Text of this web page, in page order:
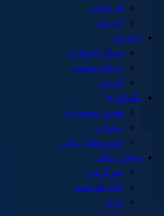
آی اواس
اندروید
اینترنت
شبکه اجتماعی
برنامه نویسی
امنیت
تکنولوژی
هوش مصنوعی
رمزارز
خودروهای برقی
سبک زندگی
سرگرمی
خانه هوشمند
بازی